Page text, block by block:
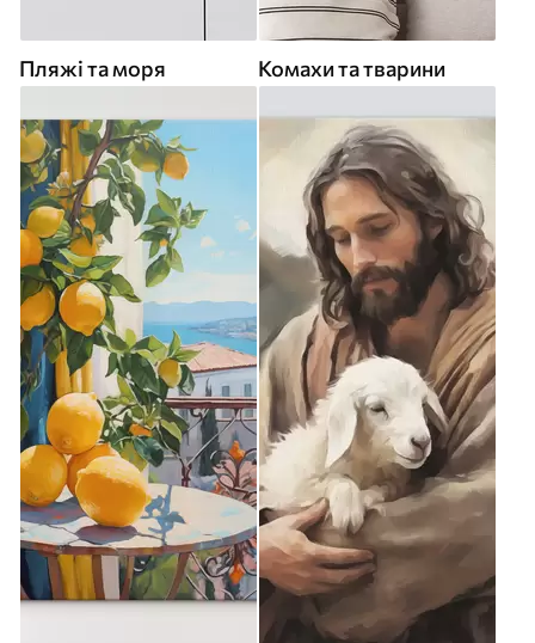
Пляжі та моря Комахи та тварини